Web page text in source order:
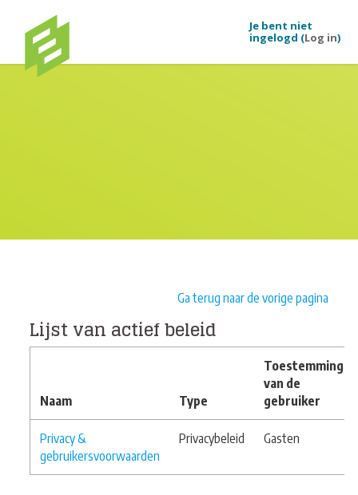
Je bent niet
ingelogd (Log in)
Ga terug naar de vorige pagina
Lijst van actief beleid
Naam Type
Toestemming
van de
gebruiker
Privacy &
gebruikersvoorwaarden
Privacybeleid Gasten